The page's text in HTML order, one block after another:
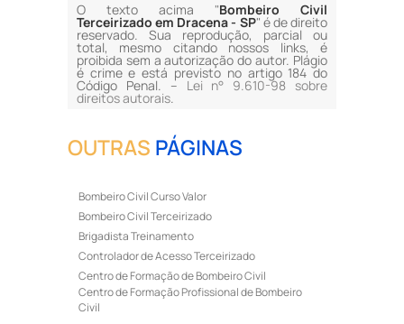
O texto acima "Bombeiro Civil
Terceirizado em Dracena - SP" é de direito
reservado. Sua reprodução, parcial ou
total, mesmo citando nossos links, é
proibida sem a autorização do autor. Plágio
é crime e está previsto no artigo 184 do
Código Penal. – Lei n° 9.610-98 sobre
direitos autorais.
OUTRAS PÁGINAS
Bombeiro Civil Curso Valor
Bombeiro Civil Terceirizado
Brigadista Treinamento
Controlador de Acesso Terceirizado
Centro de Formação de Bombeiro Civil
Centro de Formação Profissional de Bombeiro
Civil